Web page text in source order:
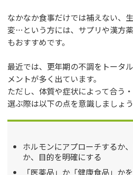
なかなか食事だけでは補えない、
変…という方には、サプリや漢方
もおすすめです。
最近では、更年期の不調をトータ
メントが多く出ています。
ただし、体質や症状によって合う
選ぶ際は以下の点を意識しましょう
ホルモンにアプローチするか
か、目的を明確にする
「医薬品」か「健康食品」か